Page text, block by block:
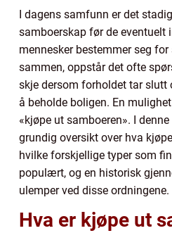
I dagens samfunn er det
samboerskap før de eventuelt
mennesker bestemmer seg
sammen, oppstår det ofte
skje dersom forholdet tar slutt
å beholde boligen. En
«kjøpe ut samboeren». I
grundig oversikt over hva
hvilke forskjellige typer som
populært, og en historisk
ulemper ved disse ordningene.
Hva er kjøpe ut